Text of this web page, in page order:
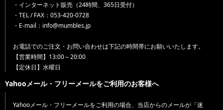
・インターネット販売（24時間、365日受付）
・TEL / FAX：053-420-0728
・E-mail：info@mumbles.jp
お電話でのご注文・お問い合わせは下記の時間帯にお願いいたします。
【営業時間】13:00～20:00
【定休日】水曜日
Yahooメール・フリーメールをご利用のお客様へ
Yahooメール・フリーメールをご利用の場合、当店からのメールが「迷